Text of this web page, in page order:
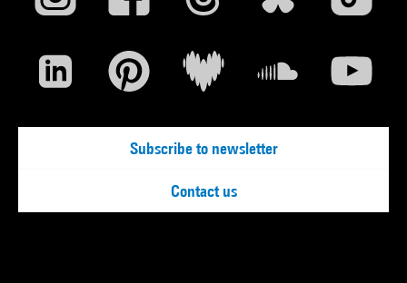
Subscribe to newsletter
Contact us